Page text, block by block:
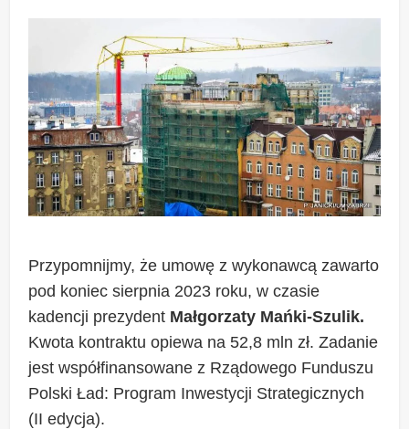
Przypomnijmy, że umowę z wykonawcą zawarto
pod koniec sierpnia 2023 roku, w czasie
kadencji prezydent Małgorzaty Mańki-Szulik.
Kwota kontraktu opiewa na 52,8 mln zł. Zadanie
jest współfinansowane z Rządowego Funduszu
Polski Ład: Program Inwestycji Strategicznych
(II edycja).